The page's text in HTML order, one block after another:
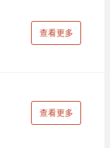
团)(668)
查看更多
查看更多